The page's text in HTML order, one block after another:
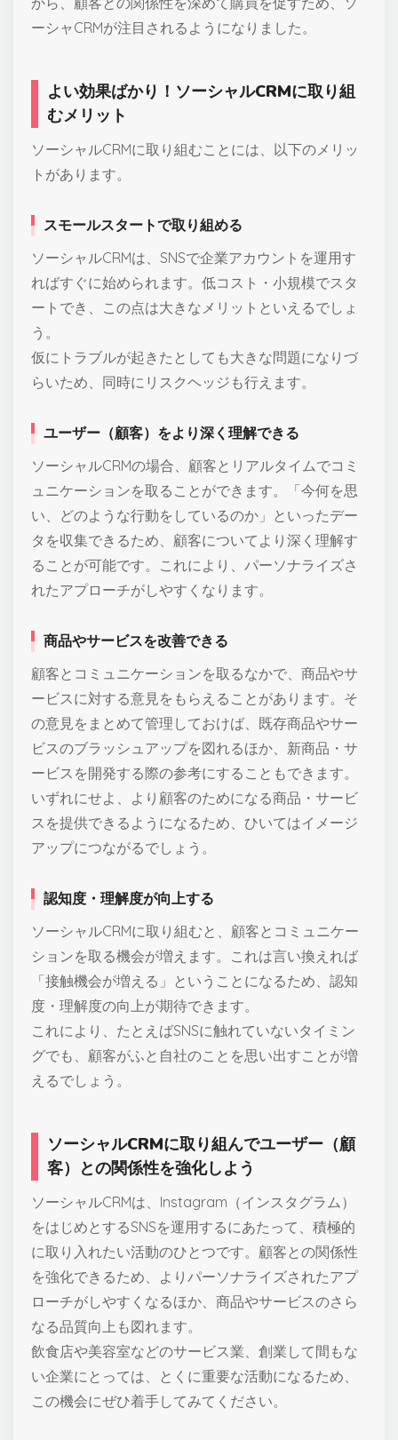
ーシャCRMが注目されるようになりました。
よい効果ばかり！ソーシャルCRMに取り組
むメリット
ソーシャルCRMに取り組むことには、以下のメリッ
トがあります。
スモールスタートで取り組める
ソーシャルCRMは、SNSで企業アカウントを運用す
ればすぐに始められます。低コスト・小規模でスタ
ートでき、この点は大きなメリットといえるでしょ
う。
仮にトラブルが起きたとしても大きな問題になりづ
らいため、同時にリスクヘッジも行えます。
ユーザー（顧客）をより深く理解できる
ソーシャルCRMの場合、顧客とリアルタイムでコミ
ュニケーションを取ることができます。「今何を思
い、どのような行動をしているのか」といったデー
タを収集できるため、顧客についてより深く理解す
ることが可能です。これにより、パーソナライズさ
れたアプローチがしやすくなります。
商品やサービスを改善できる
顧客とコミュニケーションを取るなかで、商品やサ
ービスに対する意見をもらえることがあります。そ
の意見をまとめて管理しておけば、既存商品やサー
ビスのブラッシュアップを図れるほか、新商品・サ
ービスを開発する際の参考にすることもできます。
いずれにせよ、より顧客のためになる商品・サービ
スを提供できるようになるため、ひいてはイメージ
アップにつながるでしょう。
認知度・理解度が向上する
ソーシャルCRMに取り組むと、顧客とコミュニケー
ションを取る機会が増えます。これは言い換えれば
「接触機会が増える」ということになるため、認知
度・理解度の向上が期待できます。
これにより、たとえばSNSに触れていないタイミン
グでも、顧客がふと自社のことを思い出すことが増
えるでしょう。
ソーシャルCRMに取り組んでユーザー（顧
客）との関係性を強化しよう
ソーシャルCRMは、Instagram（インスタグラム）
をはじめとするSNSを運用するにあたって、積極的
に取り入れたい活動のひとつです。顧客との関係性
を強化できるため、よりパーソナライズされたアプ
ローチがしやすくなるほか、商品やサービスのさら
なる品質向上も図れます。
飲食店や美容室などのサービス業、創業して間もな
い企業にとっては、とくに重要な活動になるため、
この機会にぜひ着手してみてください。